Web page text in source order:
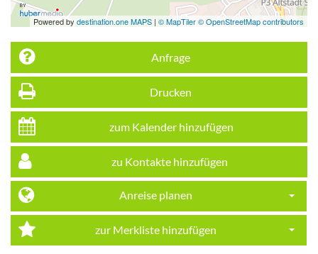
Powered by destination.one MAPS | © MapTiler © OpenStreetMap contributors
Anfrage
Drucken
zum Kalender hinzufügen
zu Kontakte hinzufügen
Anreise planen
zur Merkliste hinzufügen